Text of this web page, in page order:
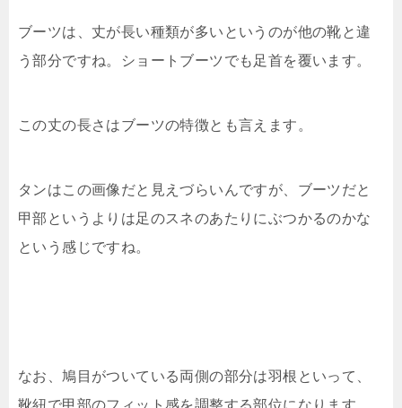
ブーツは、丈が長い種類が多いというのが他の靴と違
う部分ですね。ショートブーツでも足首を覆います。
この丈の長さはブーツの特徴とも言えます。
タンはこの画像だと見えづらいんですが、ブーツだと
甲部というよりは足のスネのあたりにぶつかるのかな
という感じですね。
なお、鳩目がついている両側の部分は羽根といって、